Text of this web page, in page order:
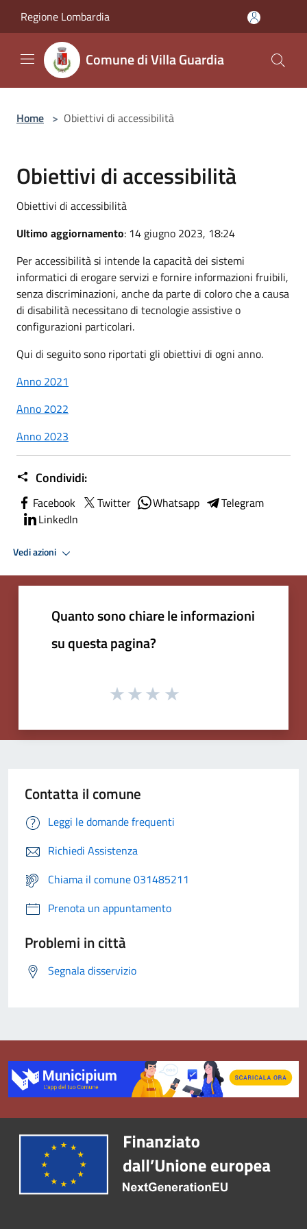
Regione Lombardia
Comune di Villa Guardia
Home > Obiettivi di accessibilità
Obiettivi di accessibilità
Obiettivi di accessibilità
Ultimo aggiornamento: 14 giugno 2023, 18:24
Per accessibilità si intende la capacità dei sistemi
informatici di erogare servizi e fornire informazioni fruibili,
senza discriminazioni, anche da parte di coloro che a causa
di disabilità necessitano di tecnologie assistive o
configurazioni particolari.
Qui di seguito sono riportati gli obiettivi di ogni anno.
Anno 2021
Anno 2022
Anno 2023
Condividi:
Facebook Twitter Whatsapp
Telegram
LinkedIn
Vedi azioni
Quanto sono chiare le informazioni
su questa pagina?
Contatta il comune
Leggi le domande frequenti
Richiedi Assistenza
Chiama il comune 031485211
Prenota un appuntamento
Problemi in città
Segnala disservizio